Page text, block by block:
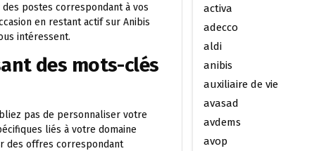
postes correspondant à vos
en restant actif sur Anibis
intéressent.
des mots-clés
pas de personnaliser votre
liés à votre domaine
des offres correspondant
activa
adecco
aldi
anibis
auxiliaire de vie
avasad
avdems
avop